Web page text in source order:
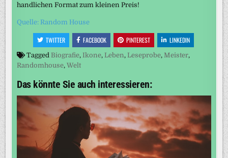
handlichen Format zum kleinen Preis!
Quelle: Random House
TWITTER FACEBOOK PINTEREST LINKEDIN
Tagged Biografie, Ikone, Leben, Leseprobe, Meister,
Randomhouse,Welt
Das könnte Sie auch interessieren: